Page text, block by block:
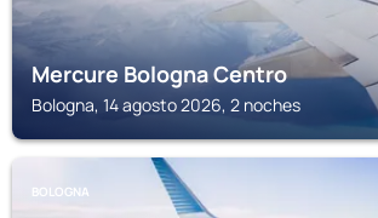
Mercure Bologna Centro
Bologna, 14 agosto 2026, 2 noches
BOLOGNA